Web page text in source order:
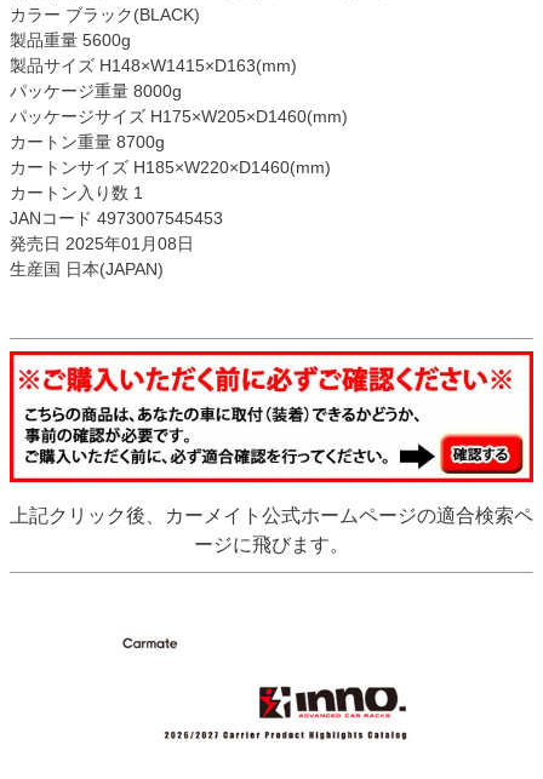
カラー ブラック(BLACK)
製品重量 5600g
製品サイズ H148×W1415×D163(mm)
パッケージ重量 8000g
パッケージサイズ H175×W205×D1460(mm)
カートン重量 8700g
カートンサイズ H185×W220×D1460(mm)
カートン入り数 1
JANコード 4973007545453
発売日 2025年01月08日
生産国 日本(JAPAN)
上記クリック後、カーメイト公式ホームページの適合検索ペ
ージに飛びます。